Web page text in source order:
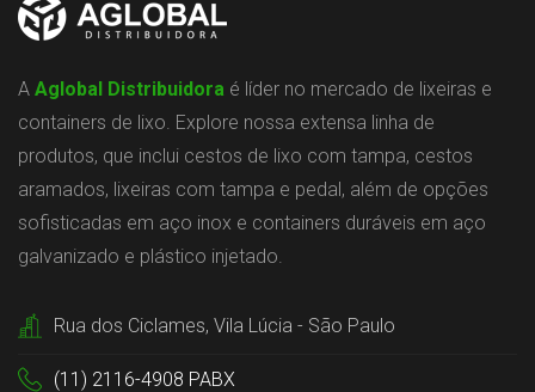
A Aglobal Distribuidora é líder no mercado de lixeiras e
containers de lixo. Explore nossa extensa linha de
produtos, que inclui cestos de lixo com tampa, cestos
aramados, lixeiras com tampa e pedal, além de opções
sofisticadas em aço inox e containers duráveis em aço
galvanizado e plástico injetado.
Rua dos Ciclames, Vila Lúcia - São Paulo
(11) 2116-4908 PABX